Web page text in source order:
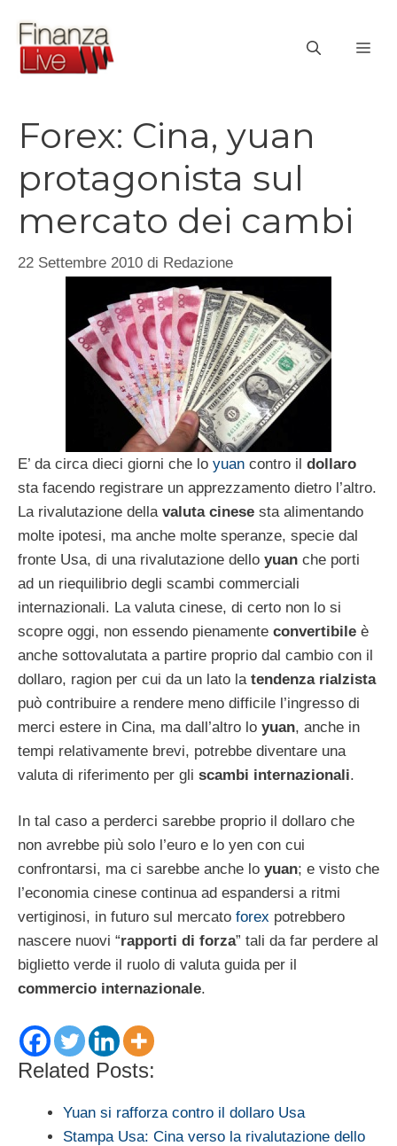
contenuto
Forex: Cina, yuan
protagonista sul
mercato dei cambi
22 Settembre 2010 di Redazione
E’ da circa dieci giorni che lo yuan contro il dollaro
sta facendo registrare un apprezzamento dietro l’altro.
La rivalutazione della valuta cinese sta alimentando
molte ipotesi, ma anche molte speranze, specie dal
fronte Usa, di una rivalutazione dello yuan che porti
ad un riequilibrio degli scambi commerciali
internazionali. La valuta cinese, di certo non lo si
scopre oggi, non essendo pienamente convertibile è
anche sottovalutata a partire proprio dal cambio con il
dollaro, ragion per cui da un lato la tendenza rialzista
può contribuire a rendere meno difficile l’ingresso di
merci estere in Cina, ma dall’altro lo yuan, anche in
tempi relativamente brevi, potrebbe diventare una
valuta di riferimento per gli scambi internazionali.
In tal caso a perderci sarebbe proprio il dollaro che
non avrebbe più solo l’euro e lo yen con cui
confrontarsi, ma ci sarebbe anche lo yuan; e visto che
l’economia cinese continua ad espandersi a ritmi
vertiginosi, in futuro sul mercato forex potrebbero
nascere nuovi “rapporti di forza” tali da far perdere al
biglietto verde il ruolo di valuta guida per il
commercio internazionale.
Related Posts:
Yuan si rafforza contro il dollaro Usa
Stampa Usa: Cina verso la rivalutazione dello